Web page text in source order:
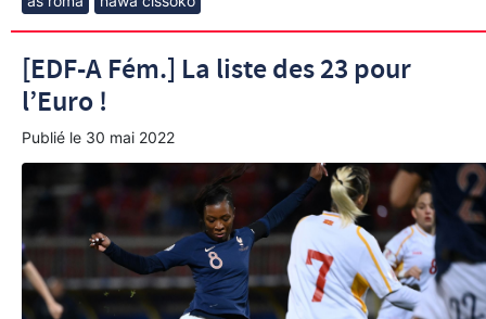
[EDF-A Fém.] La liste des 23 pour
l’Euro !
Publié le 30 mai 2022